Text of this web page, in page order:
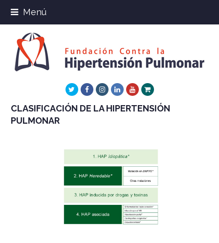
Menú
TwitterFacebookInstagram
LinkedInYoutube
Xing
CLASIFICACIÓN DE LA HIPERTENSIÓN
PULMONAR